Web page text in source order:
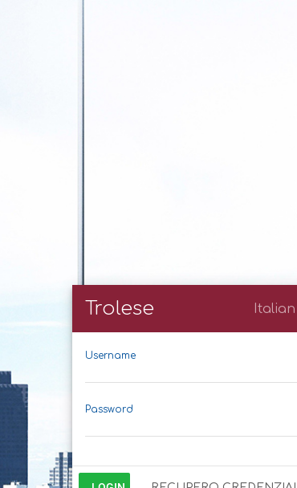
Trolese
Username
Password